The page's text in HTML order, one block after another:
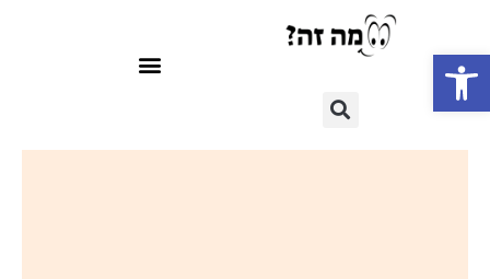
פתח סרגל נגישות